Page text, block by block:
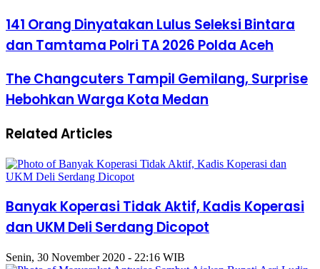
141 Orang Dinyatakan Lulus Seleksi Bintara
dan Tamtama Polri TA 2026 Polda Aceh
The Changcuters Tampil Gemilang, Surprise
Hebohkan Warga Kota Medan
Related Articles
Banyak Koperasi Tidak Aktif, Kadis Koperasi
dan UKM Deli Serdang Dicopot
Senin, 30 November 2020 - 22:16 WIB